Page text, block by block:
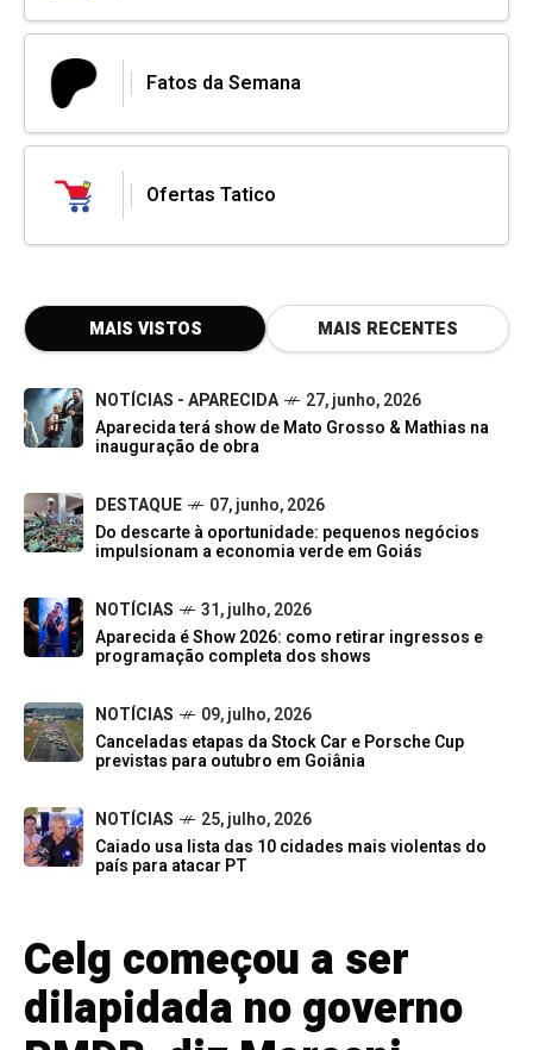
Fatos da Semana
Ofertas Tatico
MAIS VISTOS MAIS RECENTES
NOTÍCIAS - APARECIDA
27, junho, 2026
Aparecida terá show de Mato Grosso & Mathias na
inauguração de obra
DESTAQUE
07, junho, 2026
Do descarte à oportunidade: pequenos negócios
impulsionam a economia verde em Goiás
NOTÍCIAS
31, julho, 2026
Aparecida é Show 2026: como retirar ingressos e
programação completa dos shows
NOTÍCIAS
09, julho, 2026
Canceladas etapas da Stock Car e Porsche Cup
previstas para outubro em Goiânia
NOTÍCIAS
25, julho, 2026
Caiado usa lista das 10 cidades mais violentas do
país para atacar PT
Celg começou a ser
dilapidada no governo